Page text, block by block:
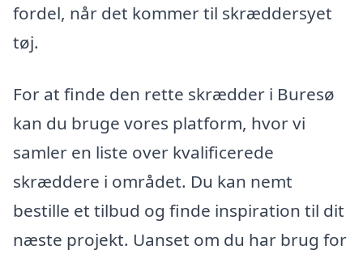
fordel, når det kommer til skræddersyet
tøj.
For at finde den rette skrædder i Buresø
kan du bruge vores platform, hvor vi
samler en liste over kvalificerede
skræddere i området. Du kan nemt
bestille et tilbud og finde inspiration til dit
næste projekt. Uanset om du har brug for